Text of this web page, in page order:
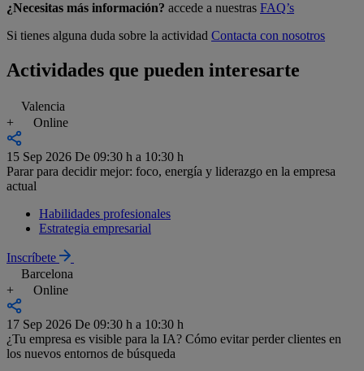
¿Necesitas más información? accede a nuestras FAQ’s
Si tienes alguna duda sobre la actividad Contacta con nosotros
Actividades que pueden interesarte
Valencia
+
Online
15 Sep 2026 De 09:30 h a 10:30 h
Parar para decidir mejor: foco, energía y liderazgo en la empresa
actual
Habilidades profesionales
Estrategia empresarial
Inscríbete
Barcelona
+
Online
17 Sep 2026 De 09:30 h a 10:30 h
¿Tu empresa es visible para la IA? Cómo evitar perder clientes en
los nuevos entornos de búsqueda